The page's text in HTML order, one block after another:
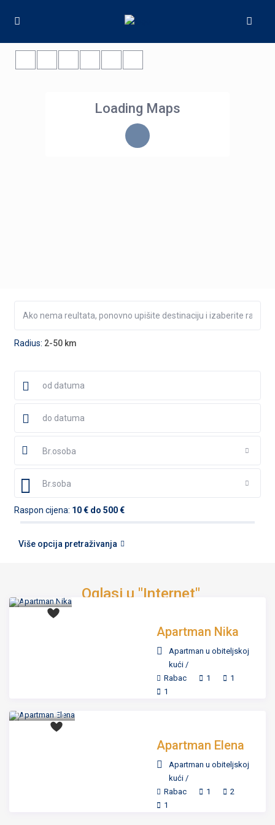
Loading Maps
Radius: 2-50 km
Br.osoba
Br.soba
Raspon cijena: 10 € do 500 €
Više opcija pretraživanja
Oglasi u "Internet"
Apartman Nika
Apartman u obiteljskoj
kući /
Rabac
1
1
1
Apartman Elena
Apartman u obiteljskoj
kući /
Rabac
1
2
1